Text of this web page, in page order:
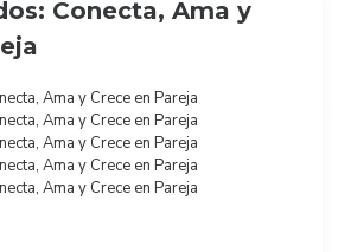
Conecta, Ama y